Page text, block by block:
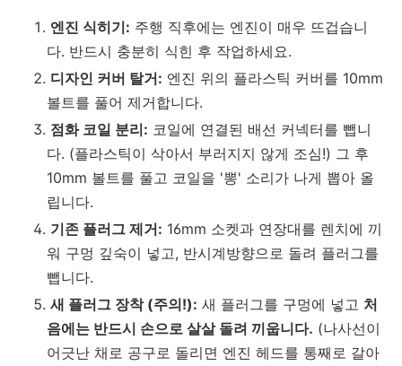
엔진 식히기: 주행 직후에는 엔진이 매우 뜨겁습니
다. 반드시 충분히 식힌 후 작업하세요.
디자인 커버 탈거: 엔진 위의 플라스틱 커버를 10mm
볼트를 풀어 제거합니다.
점화 코일 분리: 코일에 연결된 배선 커넥터를 뺍니
다. (플라스틱이 삭아서 부러지지 않게 조심!) 그 후
10mm 볼트를 풀고 코일을 '뽕' 소리가 나게 뽑아 올
립니다.
기존 플러그 제거: 16mm 소켓과 연장대를 렌치에 끼
워 구멍 깊숙이 넣고, 반시계방향으로 돌려 플러그를
뺍니다.
새 플러그 장착 (주의!): 새 플러그를 구멍에 넣고 처
음에는 반드시 손으로 살살 돌려 끼웁니다. (나사선이
어긋난 채로 공구로 돌리면 엔진 헤드를 통째로 갈아